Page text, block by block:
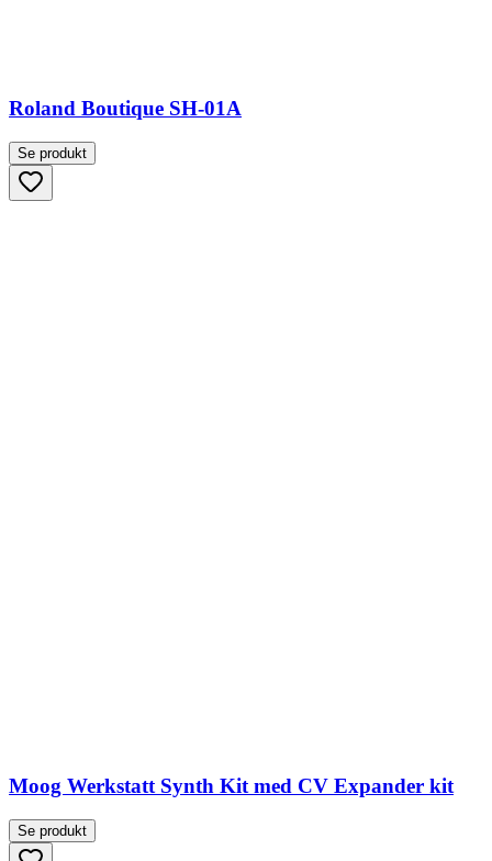
Roland Boutique SH-01A
Se produkt
Moog Werkstatt Synth Kit med CV Expander kit
Se produkt